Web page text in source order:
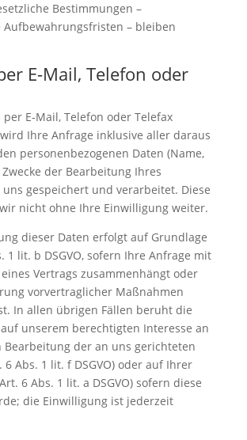
Bestimmungen –
Aufbewahrungsfristen – bleiben
E-Mail, Telefon oder
per E-Mail, Telefon oder Telefax
Ihre Anfrage inklusive aller daraus
personenbezogenen Daten (Name,
der Bearbeitung Ihres
gespeichert und verarbeitet. Diese
nicht ohne Ihre Einwilligung weiter.
dieser Daten erfolgt auf Grundlage
1 lit. b DSGVO, sofern Ihre Anfrage mit
Vertrags zusammenhängt oder
vorvertraglicher Maßnahmen
In allen übrigen Fällen beruht die
unserem berechtigten Interesse an
Bearbeitung der an uns gerichteten
6 Abs. 1 lit. f DSGVO) oder auf Ihrer
6 Abs. 1 lit. a DSGVO) sofern diese
die Einwilligung ist jederzeit